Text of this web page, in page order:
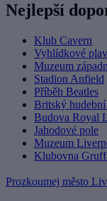
Nejlepší
Klub Cavern
Vyhlídkové
Muzeum
Stadion Anfield
Příběh Beatles
Britský hudební
Budova Royal
Jahodové pole
Muzeum
Klubovna
Prozkoumej město